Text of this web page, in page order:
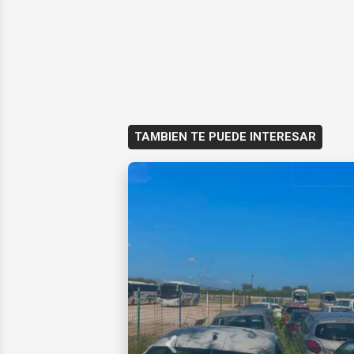
TAMBIEN TE PUEDE INTERESAR
Previous